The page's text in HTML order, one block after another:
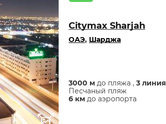
Citymax Sharjah
ОАЭ, Шарджа
3000 м до пляжа , 3 линия
Песчаный пляж
6 км до аэропорта